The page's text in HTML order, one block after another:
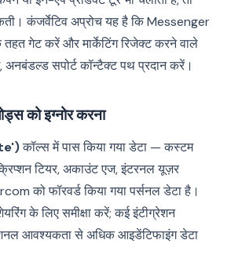
कंजर्वेटिव अप्रोच यह है कि Messenger
तहत गेट करें और मार्केटिंग रिजेक्ट करने वाले
सपोर्ट कॉन्टैक्ट पथ प्रदान करें।
को इग्नोर करना
कॉल्स में पास किया गया डेटा — कस्टम
टियर, अकाउंट एज, इंटरनल यूज़र
को फॉरवर्ड किया गया पर्सनल डेटा है।
के लिए समीक्षा करें; कई इंटीग्रेशन
आवश्यकता से अधिक आइडेंटिफाइंग डेटा